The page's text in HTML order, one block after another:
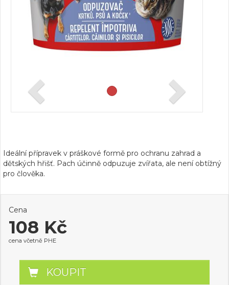
Ideální přípravek v práškové formě pro ochranu zahrad a
dětských hřišť. Pach účinně odpuzuje zvířata, ale není obtížný
pro člověka.
Cena
108 Kč
cena včetně PHE
KOUPIT